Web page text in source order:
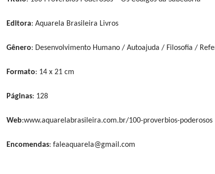
Editora: Aquarela Brasileira Livros
Gênero: Desenvolvimento Humano / Autoajuda / Filosofia /
Formato: 14 x 21 cm
Páginas: 128
Web:www.aquarelabrasileira.com.br/100-proverbios-poderosos
Encomendas: faleaquarela@gmail.com